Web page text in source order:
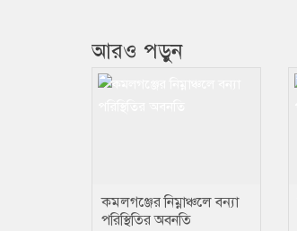
আরও পড়ুন
কমলগঞ্জের নিম্নাঞ্চলে বন্যা
পরিস্থিতির অবনতি